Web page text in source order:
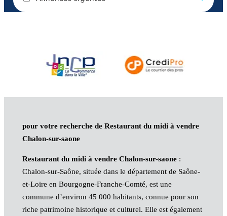
pour votre recherche de Restaurant du midi à vendre
Chalon-sur-saone
Restaurant du midi à vendre Chalon-sur-saone:
Chalon-sur-Saône, située dans le département de Saône-
et-Loire en Bourgogne-Franche-Comté, est une
commune d’environ 45 000 habitants, connue pour son
riche patrimoine historique et culturel. Elle est également